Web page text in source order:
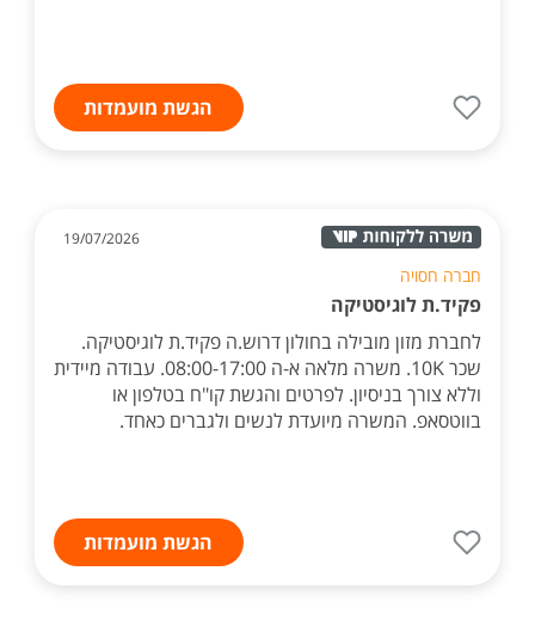
הגשת מועמדות
19/07/2026
חברה חסויה
פקיד.ת לוגיסטיקה
לחברת מזון מובילה בחולון דרוש.ה פקיד.ת לוגיסטיקה.
שכר 10K. משרה מלאה א-ה 08:00-17:00. עבודה מיידית
וללא צורך בניסיון. לפרטים והגשת קו"ח בטלפון או
בווטסאפ. המשרה מיועדת לנשים ולגברים כאחד.
הגשת מועמדות